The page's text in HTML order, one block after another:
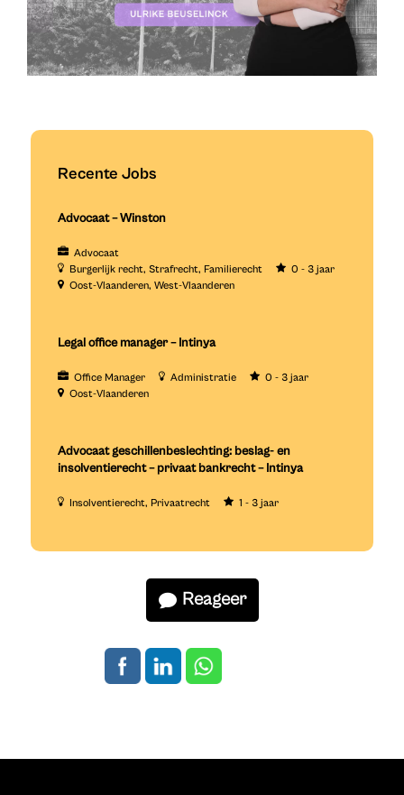
Recente Jobs
Advocaat – Winston
Advocaat
Burgerlijk recht Strafrecht Familierecht
0 - 3 jaar
Oost-Vlaanderen West-Vlaanderen
Legal office manager – Intinya
Office Manager Administratie
0 - 3 jaar
Oost-Vlaanderen
Advocaat geschillenbeslechting: beslag- en
insolventierecht – privaat bankrecht – Intinya
Insolventierecht Privaatrecht 1 - 3 jaar
Reageer